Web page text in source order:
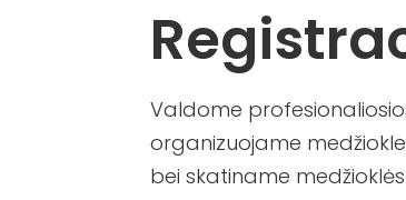
Valdome
organizuojame
bei skatiname